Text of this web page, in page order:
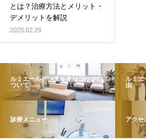
とは？治療方法とメリット・
デメリットを解説
2025.02.28
ルミエールデンタルクリニックに
ついて
ルミエ
由
診療メニュー アクセ